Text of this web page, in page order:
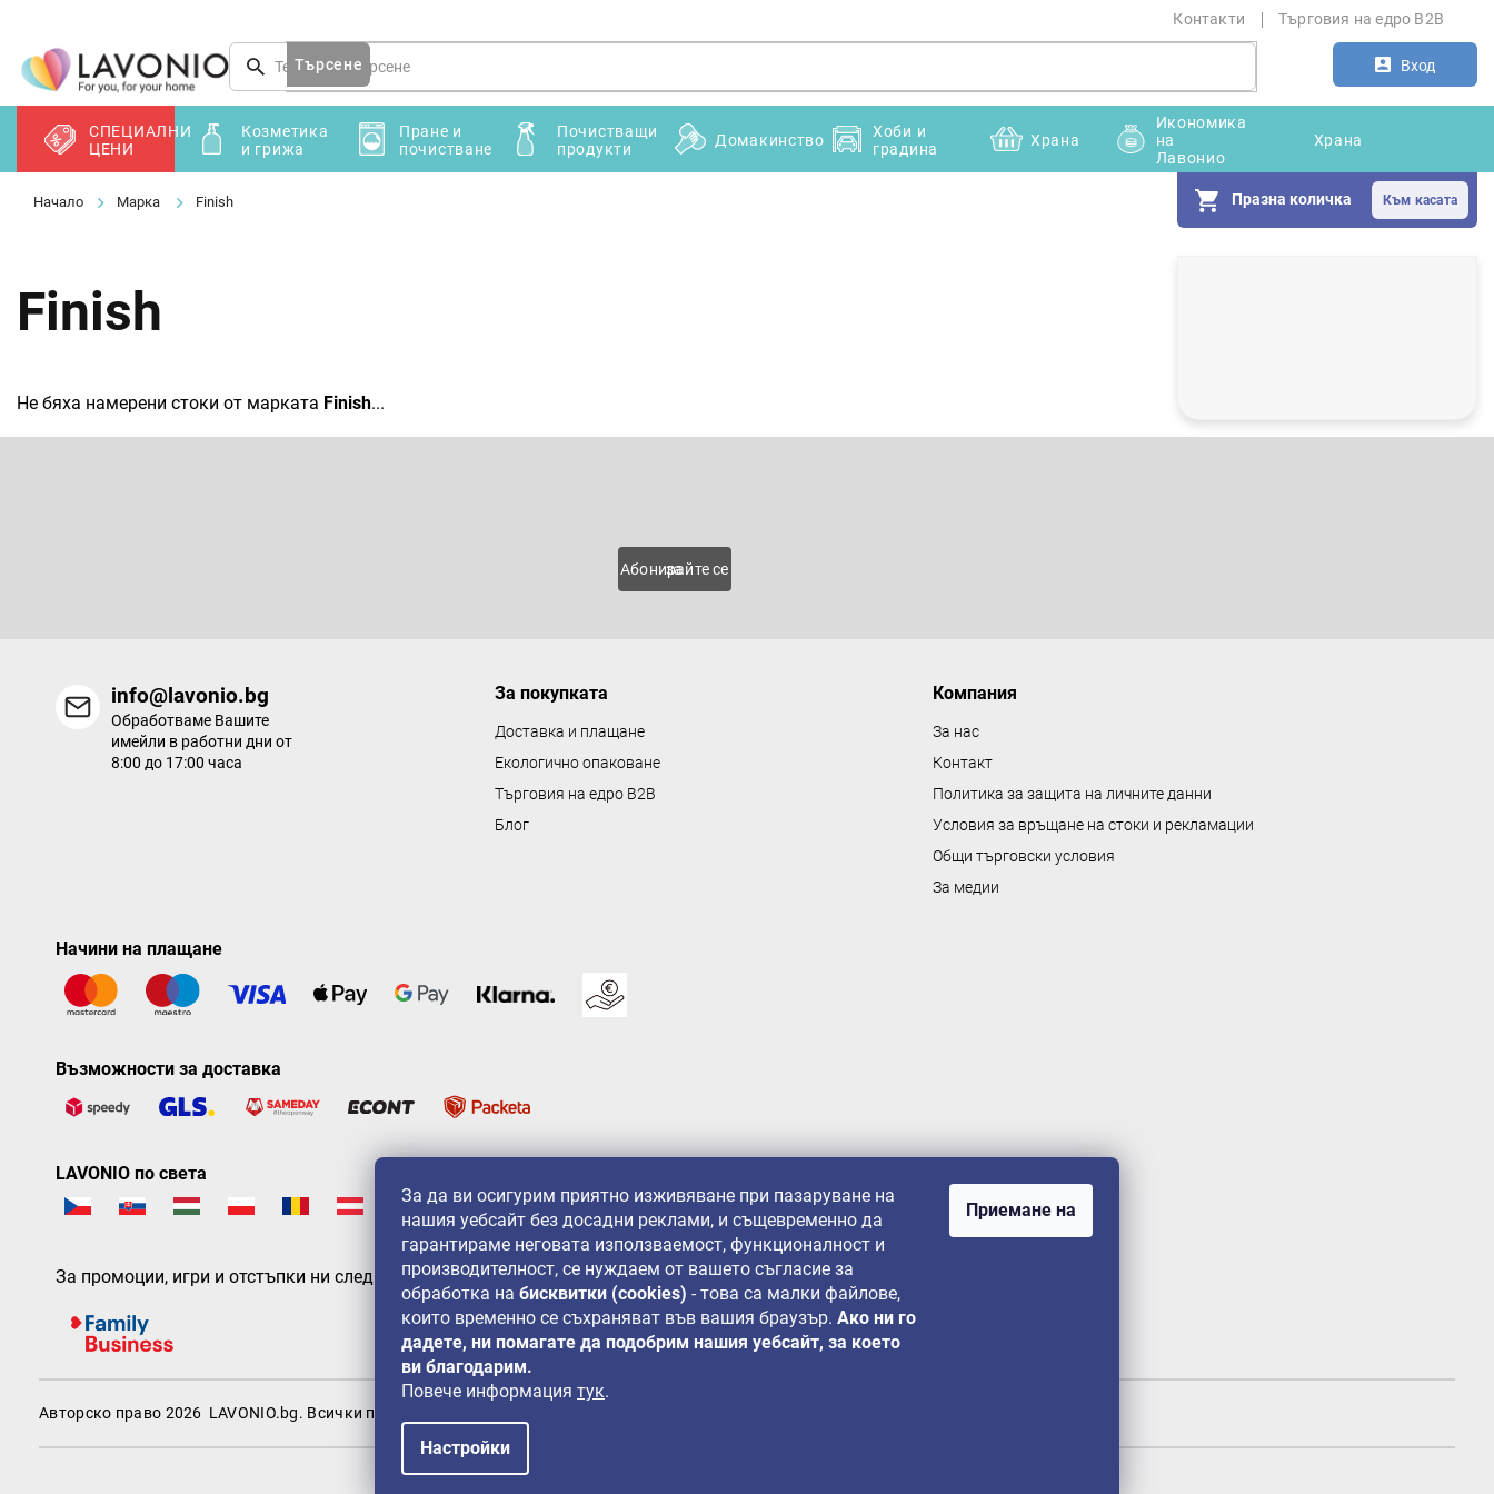
За да ви осигурим приятно изживяване при пазаруване на
нашия уебсайт без досадни реклами, и същевременно да
гарантираме неговата използваемост, функционалност и
производителност, се нуждаем от вашето съгласие за
обработка на бисквитки (cookies) - това са малки файлове,
които временно се съхраняват във вашия браузър. Ако ни го
дадете, ни помагате да подобрим нашия уебсайт, за което
ви благодарим.
Повече информация тук.
Настройки
Приемане на
съдържанието
Контакти Търговия на едро B2B
Вход
Търсене
Празна количка
СПЕЦИАЛНИ
ЦЕНИ
Козметика
и грижа
Пране и
почистване
Почистващи
продукти
Домакинство
Хоби и
градина
Храна
Икономика
на
Лавонио
Храна
Марка Finish
и
Finish
Не бяха намерени стоки от марката Finish...
Абонирайте се за
info@lavonio.bg
Обработваме Вашите
имейли в работни дни от
8:00 до 17:00 часа
За покупката
Доставка и плащане
Екологично опаковане
Търговия на едро B2B
Блог
Компания
За нас
Контакт
Политика за защита на личните данни
Условия за връщане на стоки и рекламации
Общи търговски условия
За медии
Начини на плащане
Възможности за доставка
LAVONIO по света
За промоции, игри и отстъпки ни следвайте на:
Авторско право 2026 LAVONIO.bg. Всички права запазени.